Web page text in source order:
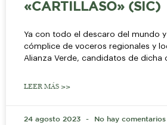
«CARTILLASO» (SIC)
Ya con todo el descaro del mundo
cómplice de voceros regionales y
Alianza Verde, candidatos de dicha
LEER MÁS >>
24 agosto 2023 No hay comentarios